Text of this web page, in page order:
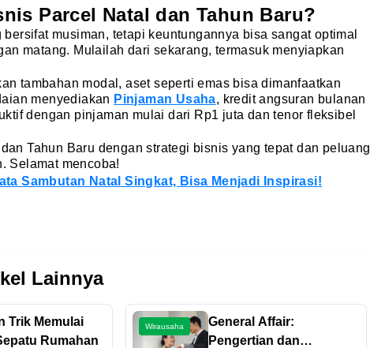
Parcel Natal dan Tahun Baru?
musiman, tetapi keuntungannya bisa sangat optimal
matang. Mulailah dari sekarang, termasuk menyiapkan
tambahan modal, aset seperti emas bisa dimanfaatkan
menyediakan Pinjaman Usaha, kredit angsuran bulanan
dengan pinjaman mulai dari Rp1 juta dan tenor fleksibel
Tahun Baru dengan strategi bisnis yang tepat dan peluang
Selamat mencoba!
Sambutan Natal Singkat, Bisa Menjadi Inspirasi!
Lainnya
Trik Memulai
Rumahan
Wirausaha
General Affair:
Pengertian dan